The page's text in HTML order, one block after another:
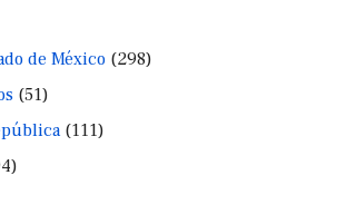
de México (298)
(51)
(111)